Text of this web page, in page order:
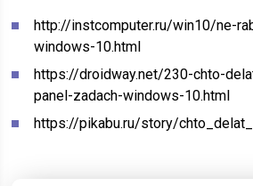
http://instcomputer.ru/win10/ne-
windows-10.html
https://droidway.net/230-chto-
panel-zadach-windows-10.html
https://pikabu.ru/story/